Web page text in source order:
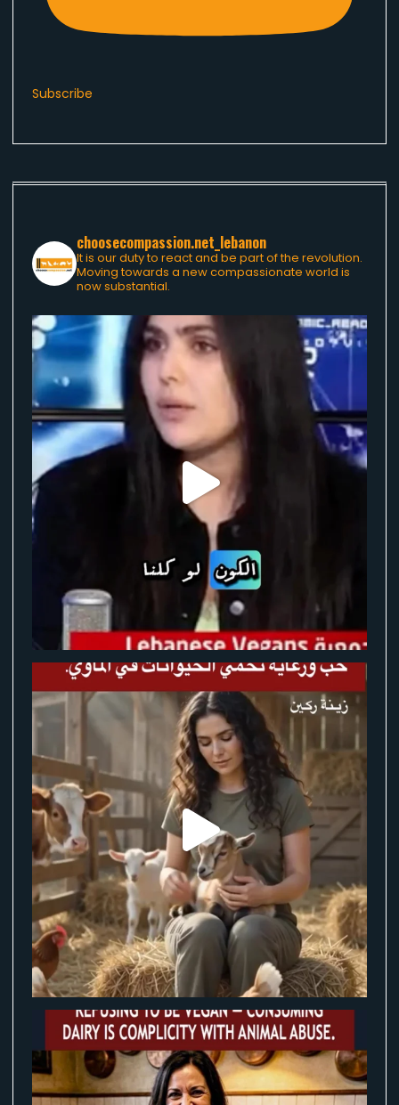
Subscribe
choosecompassion.net_lebanon
It is our duty to react and be part of the revolution.
Moving towards a new compassionate world is
now substantial.